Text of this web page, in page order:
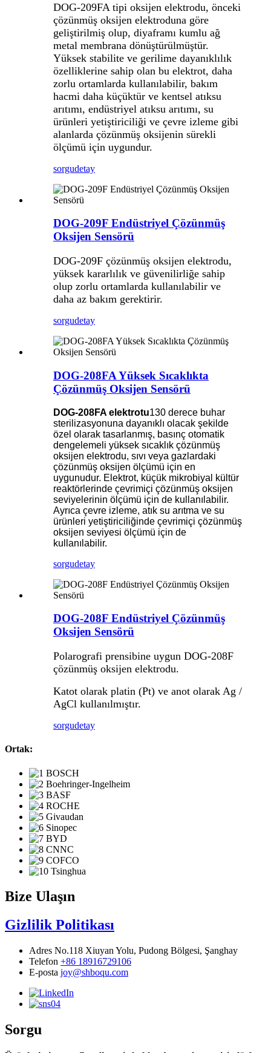
DOG-209FA tipi oksijen elektrodu, önceki
çözünmüş oksijen elektroduna göre
geliştirilmiş olup, diyaframı kumlu ağ
metal membrana dönüştürülmüştür.
Yüksek stabilite ve gerilime dayanıklılık
özelliklerine sahip olan bu elektrot, daha
zorlu ortamlarda kullanılabilir, bakım
hacmi daha küçüktür ve kentsel atıksu
arıtımı, endüstriyel atıksu arıtımı, su
ürünleri yetiştiriciliği ve çevre izleme gibi
alanlarda çözünmüş oksijenin sürekli
ölçümü için uygundur.
sorgudetay
DOG-209F Endüstriyel Çözünmüş
Oksijen Sensörü
DOG-209F çözünmüş oksijen elektrodu,
yüksek kararlılık ve güvenilirliğe sahip
olup zorlu ortamlarda kullanılabilir ve
daha az bakım gerektirir.
sorgudetay
DOG-208FA Yüksek Sıcaklıkta
Çözünmüş Oksijen Sensörü
DOG-208FA elektrotu130 derece buhar
sterilizasyonuna dayanıklı olacak şekilde
özel olarak tasarlanmış, basınç otomatik
dengelemeli yüksek sıcaklık çözünmüş
oksijen elektrodu, sıvı veya gazlardaki
çözünmüş oksijen ölçümü için en
uygunudur. Elektrot, küçük mikrobiyal kültür
reaktörlerinde çevrimiçi çözünmüş oksijen
seviyelerinin ölçümü için de kullanılabilir.
Ayrıca çevre izleme, atık su arıtma ve su
ürünleri yetiştiriciliğinde çevrimiçi çözünmüş
oksijen seviyesi ölçümü için de
kullanılabilir.
sorgudetay
DOG-208F Endüstriyel Çözünmüş
Oksijen Sensörü
Polarografi prensibine uygun DOG-208F
çözünmüş oksijen elektrodu.
Katot olarak platin (Pt) ve anot olarak Ag /
AgCl kullanılmıştır.
sorgudetay
Ortak:
Bize Ulaşın
Gizlilik Politikası
Adres No.118 Xiuyan Yolu, Pudong Bölgesi, Şanghay
Telefon +86 18916729106
E-posta joy@shboqu.com
Sorgu